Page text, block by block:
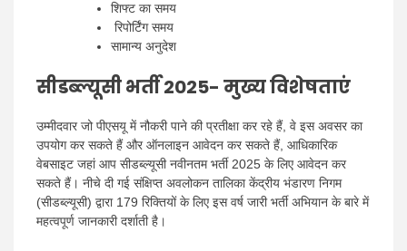
शिफ्ट का समय
रिपोर्टिंग समय
सामान्य अनुदेश
सीडब्ल्यूसी भर्ती 2025- मुख्य विशेषताएं
उम्मीदवार जो पीएसयू में नौकरी पाने की प्रतीक्षा कर रहे हैं, वे इस अवसर का
उपयोग कर सकते हैं और ऑनलाइन आवेदन कर सकते हैं, आधिकारिक
वेबसाइट जहां आप सीडब्ल्यूसी नवीनतम भर्ती 2025 के लिए आवेदन कर
सकते हैं। नीचे दी गई संक्षिप्त अवलोकन तालिका केंद्रीय भंडारण निगम
(सीडब्ल्यूसी) द्वारा 179 रिक्तियों के लिए इस वर्ष जारी भर्ती अभियान के बारे में
महत्वपूर्ण जानकारी दर्शाती है।